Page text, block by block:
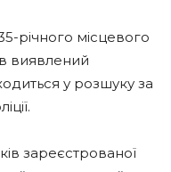
річного місцевого
виявлений
у розшуку за
зареєстрованої